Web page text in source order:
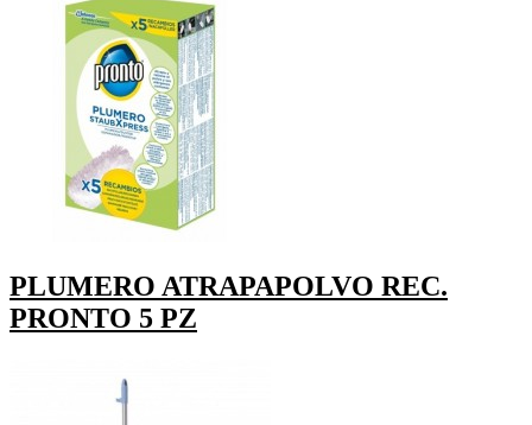
PLUMERO ATRAPAPOLVO REC.
PRONTO 5 PZ